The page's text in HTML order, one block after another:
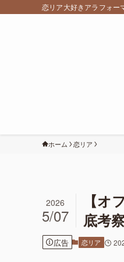
恋リア大好きアラフォー
ホーム 恋リア
【
底考
2026
5/07
広告 恋リア